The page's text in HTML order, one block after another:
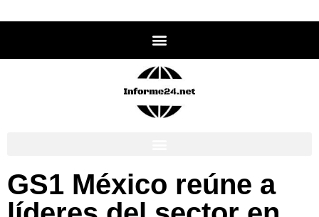
GS1 México reúne a